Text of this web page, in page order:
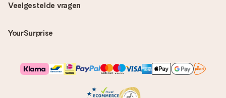
Veelgestelde vragen
YourSurprise